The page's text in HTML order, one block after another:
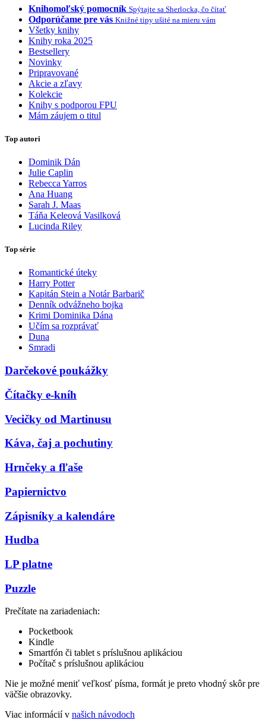
Knihomoľský pomocník Spýtajte sa Sherlocka, čo čítať
Odporúčame pre vás Knižné tipy ušité na mieru vám
Všetky knihy
Knihy roka 2025
Bestsellery
Novinky
Pripravované
Akcie a zľavy
Kolekcie
Knihy s podporou FPU
Mám záujem o titul
Top autori
Dominik Dán
Julie Caplin
Rebecca Yarros
Ana Huang
Sarah J. Maas
Táňa Keleová Vasilková
Lucinda Riley
Top série
Romantické úteky
Harry Potter
Kapitán Stein a Notár Barbarič
Denník odvážneho bojka
Krimi Dominika Dána
Učím sa rozprávať
Duna
Smradi
Darčekové poukážky
Čítačky e-kníh
Vecičky od Martinusu
Káva, čaj a pochutiny
Hrnčeky a fľaše
Papiernictvo
Zápisníky a kalendáre
Hudba
LP platne
Puzzle
Prečítate na zariadeniach:
Pocketbook
Kindle
Smartfón či tablet s príslušnou aplikáciou
Počítač s príslušnou aplikáciou
Nie je možné meniť veľkosť písma, formát je preto vhodný skôr pre
väčšie obrazovky.
Viac informácií v našich návodoch